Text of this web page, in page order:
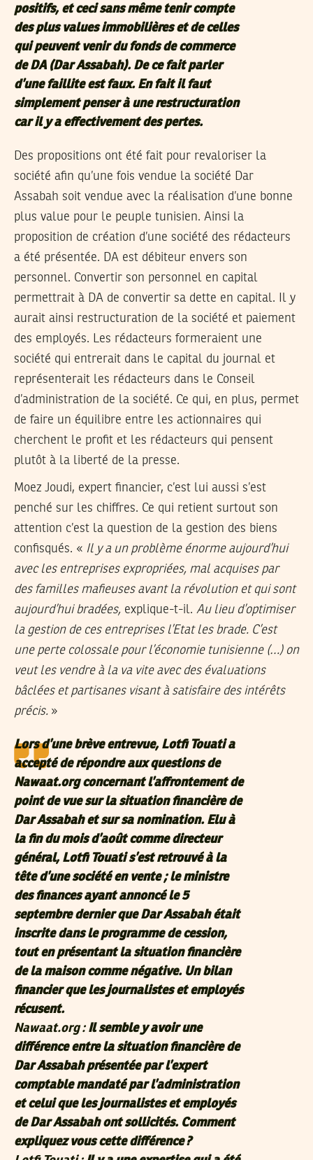
positifs, et ceci sans même tenir compte
des plus values immobilières et de celles
qui peuvent venir du fonds de commerce
de DA (Dar Assabah). De ce fait parler
d’une faillite est faux. En fait il faut
simplement penser à une restructuration
car il y a effectivement des pertes.
Des propositions ont été fait pour revaloriser la
société afin qu’une fois vendue la société Dar
Assabah soit vendue avec la réalisation d’une bonne
plus value pour le peuple tunisien. Ainsi la
proposition de création d’une société des rédacteurs
a été présentée. DA est débiteur envers son
personnel. Convertir son personnel en capital
permettrait à DA de convertir sa dette en capital. Il y
aurait ainsi restructuration de la société et paiement
des employés. Les rédacteurs formeraient une
société qui entrerait dans le capital du journal et
représenterait les rédacteurs dans le Conseil
d’administration de la société. Ce qui, en plus, permet
de faire un équilibre entre les actionnaires qui
cherchent le profit et les rédacteurs qui pensent
plutôt à la liberté de la presse.
Moez Joudi, expert financier, c’est lui aussi s’est
penché sur les chiffres. Ce qui retient surtout son
attention c’est la question de la gestion des biens
confisqués. « Il y a un problème énorme aujourd’hui
avec les entreprises expropriées, mal acquises par
des familles mafieuses avant la révolution et qui sont
aujourd’hui bradées, explique-t-il. Au lieu d’optimiser
la gestion de ces entreprises l’Etat les brade. C’est
une perte colossale pour l’économie tunisienne (…) on
veut les vendre à la va vite avec des évaluations
bâclées et partisanes visant à satisfaire des intérêts
précis. »
Lors d’une brève entrevue, Lotfi Touati a
accepté de répondre aux questions de
Nawaat.org concernant l’affrontement de
point de vue sur la situation financière de
Dar Assabah et sur sa nomination. Elu à
la fin du mois d’août comme directeur
général, Lotfi Touati s’est retrouvé à la
tête d’une société en vente ; le ministre
des finances ayant annoncé le 5
septembre dernier que Dar Assabah était
inscrite dans le programme de cession,
tout en présentant la situation financière
de la maison comme négative. Un bilan
financier que les journalistes et employés
récusent.
Nawaat.org :Il semble y avoir une
différence entre la situation financière de
Dar Assabah présentée par l’expert
comptable mandaté par l’administration
et celui que les journalistes et employés
de Dar Assabah ont sollicités. Comment
expliquez vous cette différence ?